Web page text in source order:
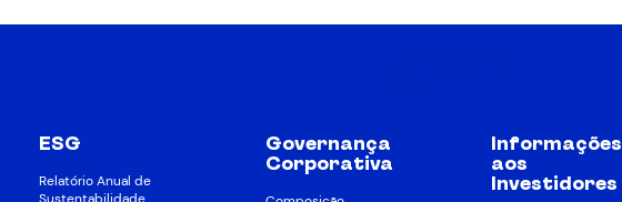
ESG
Relatório Anual de
Governança
Corporativa
Informações
aos
Investidores